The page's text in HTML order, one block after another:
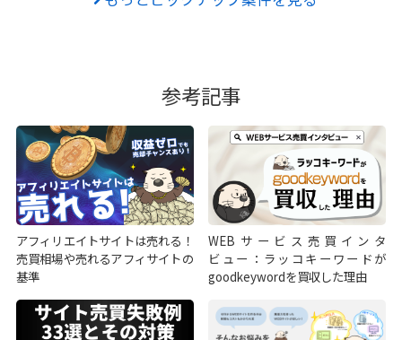
参考記事
アフィリエイトサイトは売れる！
売買相場や売れるアフィサイトの
基準
WEBサービス売買インタ
ビュー：ラッコキーワードが
goodkeywordを買収した理由